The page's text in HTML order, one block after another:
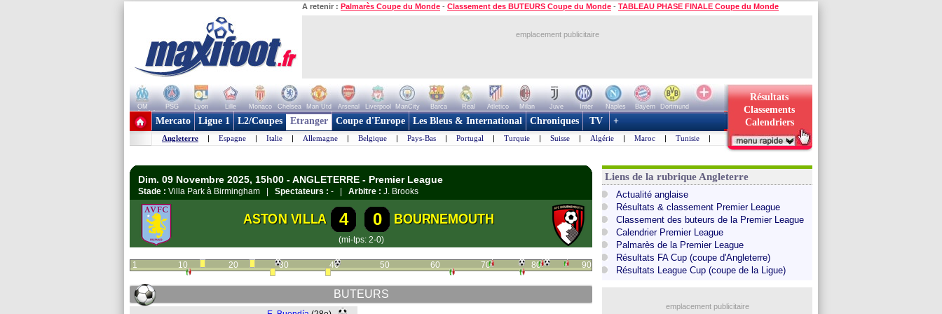
A retenir : Palmarès Coupe du Monde - Classement des BUTEURS Coupe du Monde - TABLEAU PHASE FINALE Coupe du Monde
emplacement publicitaire
OM PSG Lyon Lille Monaco Chelsea Man Utd Arsenal Liverpool ManCity Barca Real Atletico Milan Juve Inter Naples Bayern
Dortmund
+ de clubs
Résultats
Classements
Calendriers
Mercato Ligue 1 L2/Coupes Etranger Coupe d'Europe Les Bleus & International Chroniques TV +
Angleterre | Espagne | Italie | Allemagne | Belgique | Pays-Bas | Portugal | Turquie | Suisse | Algérie | Maroc | Tunisie |
Dim. 09 Novembre 2025, 15h00 - ANGLETERRE - Premier League
Stade : Villa Park à Birmingham | Spectateurs : - | Arbitre : J. Brooks
ASTON VILLA 4 0 BOURNEMOUTH
(mi-tps: 2-0)
1 10 20 30 40 50 60 70 80 90
BUTEURS
Liens de la rubrique Angleterre
Actualité anglaise
Résultats & classement Premier League
Classement des buteurs de la Premier League
Calendrier Premier League
Palmarès de la Premier League
Résultats FA Cup (coupe d'Angleterre)
Résultats League Cup (coupe de la Ligue)
emplacement publicitaire